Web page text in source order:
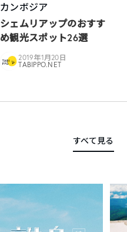
カンボジア
シェムリアップのおすす
め観光スポット26選
2019年1月20日
TABIPPO.NET
すべて見る